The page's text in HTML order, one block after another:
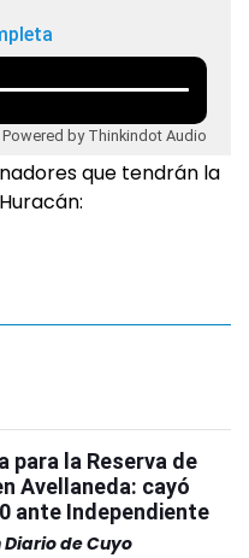
Powered by Thinkindot Audio
que tendrán la
para la Reserva de
Avellaneda: cayó
ante Independiente
de Cuyo